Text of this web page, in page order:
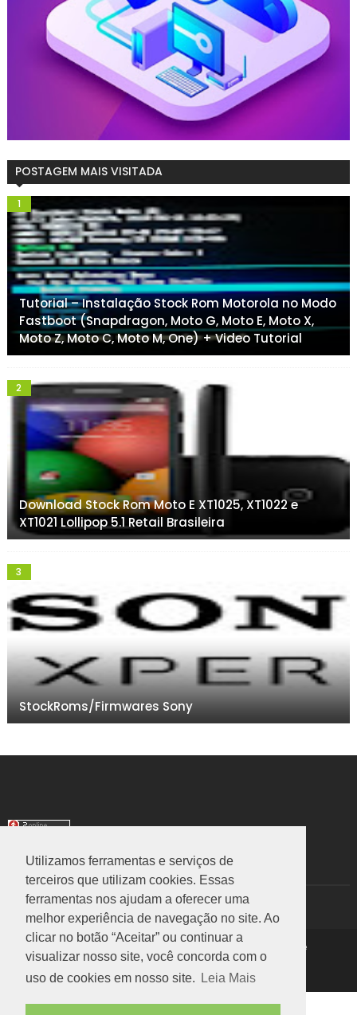
Utilizamos ferramentas e serviços de
terceiros que utilizam cookies. Essas
ferramentas nos ajudam a oferecer uma
melhor experiência de navegação no site. Ao
clicar no botão “Aceitar” ou continuar a
visualizar nosso site, você concorda com o
uso de cookies em nosso site.
Leia Mais
POSTAGEM MAIS VISITADA
Tutorial – Instalação Stock Rom Motorola no Modo
Fastboot (Snapdragon, Moto G, Moto E, Moto X,
Moto Z, Moto C, Moto M, One) + Video Tutorial
Download Stock Rom Moto E XT1025, XT1022 e
XT1021 Lollipop 5.1 Retail Brasileira
StockRoms/Firmwares Sony
TRANSLATE
Select Language▼
Rom Stock
Política de Privacidade
Voltar ao Topo